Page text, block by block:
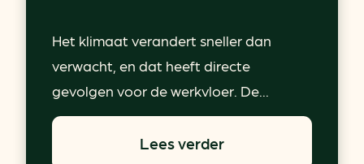
Het klimaat verandert sneller dan
verwacht, en dat heeft directe
gevolgen voor de werkvloer. De...
Lees verder